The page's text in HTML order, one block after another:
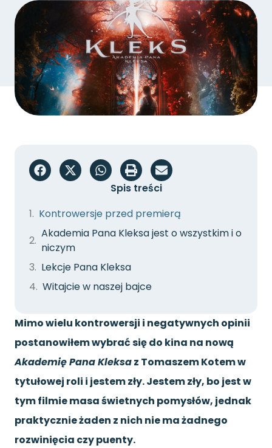
Spis treści
Kontrowersje przed premierą
Akademia Pana Kleksa jest o wszystkim i o
niczym
Lekcje Pana Kleksa
Witajcie w naszej bajce
Mimo wielu kontrowersji i negatywnych opinii
postanowiłem wybrać się do kina na nową
Akademię Pana Kleksaz Tomaszem Kotem w
tytułowej roli i jestem zły. Jestem zły, bo jest w
tym filmie masa świetnych pomysłów, jednak
praktycznie żaden z nich nie ma żadnego
rozwinięcia czy puenty.